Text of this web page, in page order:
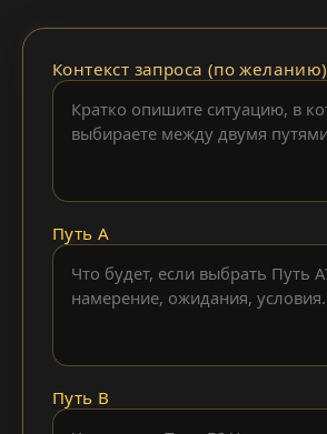
Контекст запроса (по желанию)
Путь A
Путь B